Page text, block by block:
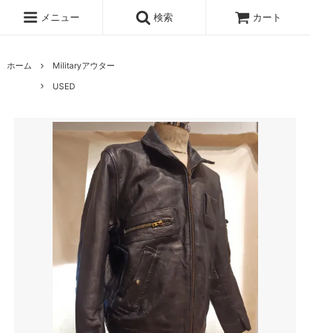
メニュー 検索 カート
ホーム
Militaryアウター
USED